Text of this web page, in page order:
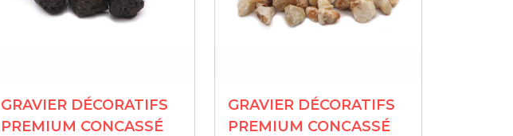
GRAVIER DÉCORATIFS
PREMIUM CONCASSÉ
GRAVIER DÉCORATIFS
PREMIUM CONCASSÉ